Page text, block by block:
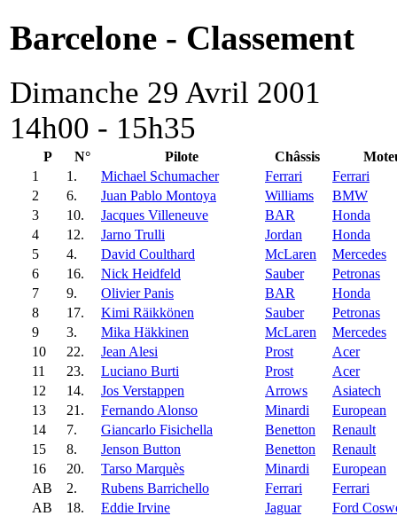
Barcelone - Classement
Dimanche 29 Avril 2001
14h00 - 15h35
P N° Pilote Châssis
1
1. Michael Schumacher Ferrari
Ferrari
2
6. Juan Pablo Montoya Williams
BMW
3
10. Jacques Villeneuve BAR
Honda
4
12. Jarno Trulli Jordan
Honda
5
4. David Coulthard McLaren
Mercedes
6
16. Nick Heidfeld Sauber
Petronas
7
9. Olivier Panis BAR
Honda
8
17. Kimi Räikkönen Sauber
Petronas
9
3. Mika Häkkinen McLaren
Mercedes
10
22. Jean Alesi Prost
Acer
11
23. Luciano Burti Prost
Acer
12
14. Jos Verstappen Arrows
Asiatech
13
21. Fernando Alonso Minardi
European
14
7. Giancarlo Fisichella Benetton
Renault
15
8. Jenson Button Benetton
Renault
16
20. Tarso Marquès Minardi
European
AB
2. Rubens Barrichello Ferrari
Ferrari
AB
18. Eddie Irvine Jaguar
Ford